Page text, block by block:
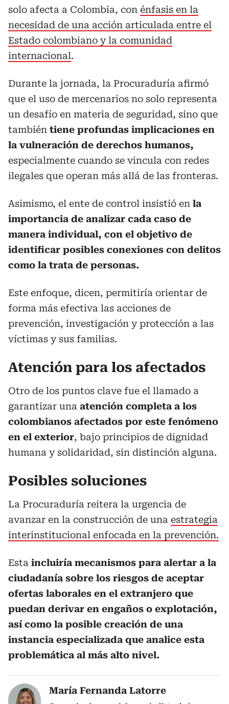
solo afecta a Colombia, con énfasis en la
necesidad de una acción articulada entre el
Estado colombiano y la comunidad
internacional.
Durante la jornada, la Procuraduría afirmó
que el uso de mercenarios no solo representa
un desafío en materia de seguridad, sino que
también tiene profundas implicaciones en
la vulneración de derechos humanos,
especialmente cuando se vincula con redes
ilegales que operan más allá de las fronteras.
Asimismo, el ente de control insistió en la
importancia de analizar cada caso de
manera individual, con el objetivo de
identificar posibles conexiones con delitos
como la trata de personas.
Este enfoque, dicen, permitiría orientar de
forma más efectiva las acciones de
prevención, investigación y protección a las
víctimas y sus familias.
Atención para los afectados
Otro de los puntos clave fue el llamado a
garantizar una atención completa a los
colombianos afectados por este fenómeno
en el exterior, bajo principios de dignidad
humana y solidaridad, sin distinción alguna.
Posibles soluciones
La Procuraduría reitera la urgencia de
avanzar en la construcción de una estrategia
interinstitucional enfocada en la prevención.
Esta incluiría mecanismos para alertar a la
ciudadanía sobre los riesgos de aceptar
ofertas laborales en el extranjero que
puedan derivar en engaños o explotación,
así como la posible creación de una
instancia especializada que analice esta
problemática al más alto nivel.
María Fernanda Latorre